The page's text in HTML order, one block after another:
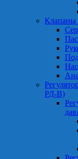
Клапаны
РД-В)